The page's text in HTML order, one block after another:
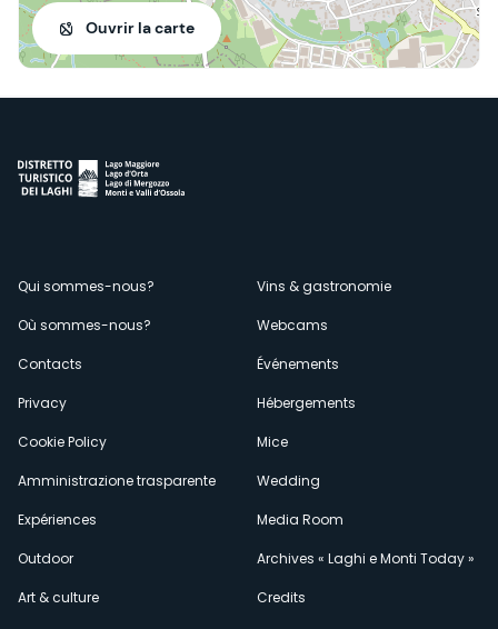
Ouvrir la carte
Menù
secondario
Qui sommes-nous?
Où sommes-nous?
Contacts
Privacy
Cookie Policy
Amministrazione trasparente
Expériences
Outdoor
Art & culture
Vins & gastronomie
Webcams
Événements
Hébergements
Mice
Wedding
Media Room
Archives « Laghi e Monti Today »
Credits